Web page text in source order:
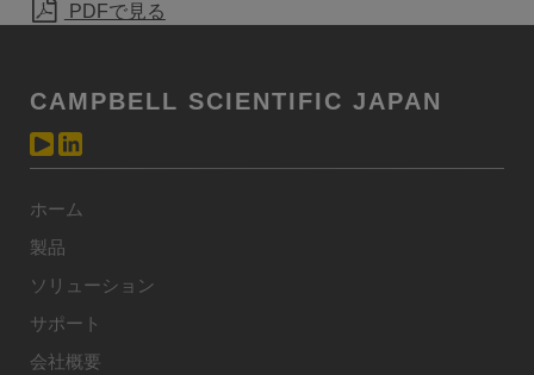
PDFで見る
CAMPBELL SCIENTIFIC JAPAN
ホーム
製品
ソリューション
サポート
会社概要